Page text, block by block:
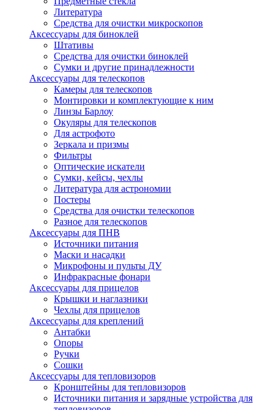
Литература
Средства для очистки микроскопов
Аксессуары для биноклей
Штативы
Средства для очистки биноклей
Сумки и другие принадлежности
Аксессуары для телескопов
Камеры для телескопов
Монтировки и комплектующие к ним
Линзы Барлоу
Окуляры для телескопов
Для астрофото
Зеркала и призмы
Фильтры
Оптические искатели
Сумки, кейсы, чехлы
Литература для астрономии
Постеры
Средства для очистки телескопов
Разное для телескопов
Аксессуары для ПНВ
Источники питания
Маски и насадки
Микрофоны и пульты ДУ
Инфракрасные фонари
Аксессуары для прицелов
Крышки и наглазники
Чехлы для прицелов
Аксессуары для креплений
Антабки
Опоры
Ручки
Сошки
Аксессуары для тепловизоров
Кронштейны для тепловизоров
Источники питания и зарядные устройства для